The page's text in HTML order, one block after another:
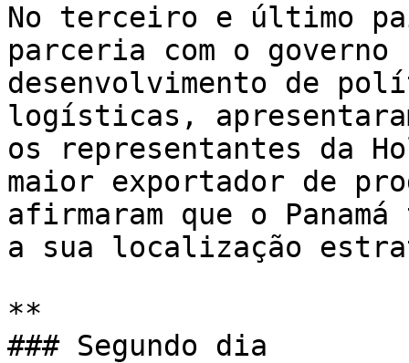
No terceiro e último
parceria com o
desenvolvimento de
logísticas,
os representantes da
maior exportador de
afirmaram que o
a sua localização
**
### Segundo dia